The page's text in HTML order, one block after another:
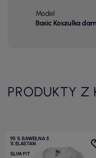
Model
Basic Koszulka
PRODUKTY Z
95 % BAWEŁNA 5
% ELASTAN
SLIM FIT